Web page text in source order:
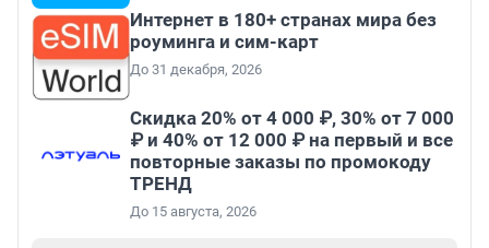
Интернет в 180+ странах мира без
роуминга и сим-карт
До 31 декабря, 2026
Скидка 20% от 4 000 ₽, 30% от 7 000
₽ и 40% от 12 000 ₽ на первый и все
повторные заказы по промокоду
ТРЕНД
До 15 августа, 2026